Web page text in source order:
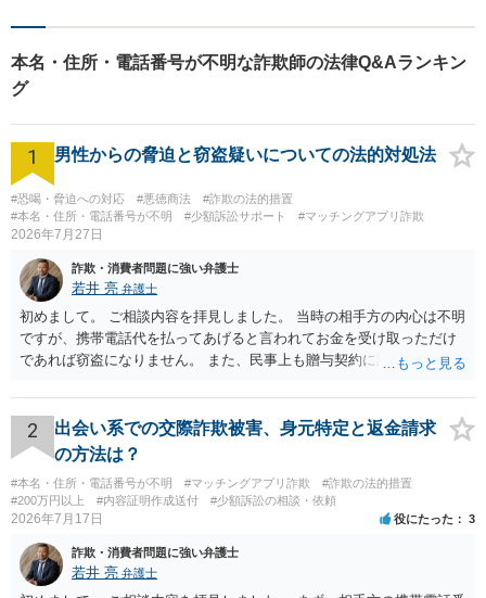
本名・住所・電話番号が不明な詐欺師の法律Q&Aランキン
グ
1 男性からの脅迫と窃盗疑いについての法的対処法
#恐喝・脅迫への対応 #悪徳商法
#詐欺の法的措置
#本名・住所・電話番号が不明
#少額訴訟サポート #マッチングアプリ詐欺
2026年7月27日
詐欺・消費者問題に強い弁護士
若井 亮 弁護士
初めまして。 ご相談内容を拝見しました。 当時の相手方の内心は不明
ですが、携帯電話代を払ってあげると言われてお金を受け取っただけ
であれば窃盗になりません。 また、民事上も贈与契約に該当すると思
ず、可能であればブロックをするようにしてください。 ご不安であれ
ば、最寄りの警察署に相談をしても良いかもしれません。 以上、ご参
考になれば幸いです。
2
出会い系での交際詐欺被害、身元特定と返金請求
の方法は？
#本名・住所・電話番号が不明 #マッチングアプリ詐欺
#詐欺の法的措置
#200万円以上
#内容証明作成送付 #少額訴訟の相談・依頼
2026年7月17日 役にたった 3
詐欺・消費者問題に強い弁護士
若井 亮 弁護士